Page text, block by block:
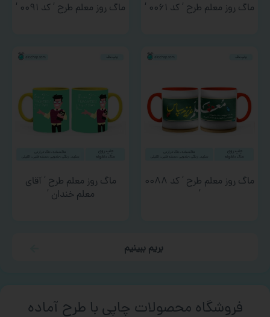
ماگ روز معلم طرح ‘ کد ۰۰۶۱ ‘ ماگ روز معلم طرح ‘ کد ۰۰۹۱ ‘
ماگ روز معلم طرح ‘ کد ۰۰۸۸
‘
ماگ روز معلم طرح ‘ آقای
معلم خندان ‘
بریم ببینیم
فروشگاه محصولات چاپی با طرح آماده